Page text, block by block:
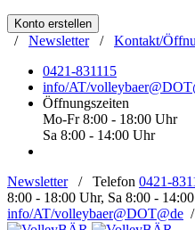
Konto erstellen
/ Newsletter/ Kontakt/
0421-831115
info/AT/
Öffnungszeiten
Mo-Fr 8:00 - 18:00 Uhr
Sa 8:00 - 14:00 Uhr
Newsletter/ Telefon 0421-
8:00 - 18:00 Uhr, Sa 8:00 -
info/AT/volleybaer@DOT@de /